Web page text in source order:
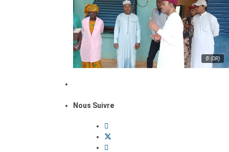
© (DR)
Nous Suivre